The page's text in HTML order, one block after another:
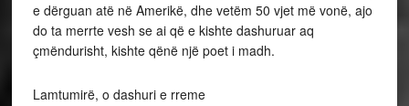
e dërguan atë në Amerikë, dhe vetëm 50 vjet më vonë, ajo
do ta merrte vesh se ai që e kishte dashuruar aq
çmëndurisht, kishte qënë një poet i madh.
Lamtumirë, o dashuri e rreme